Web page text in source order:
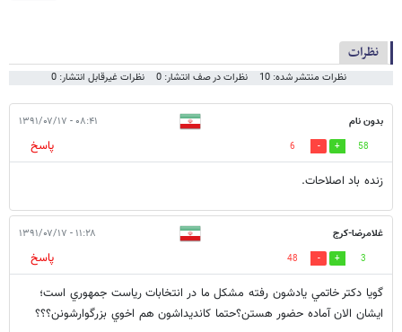
نظرات
نظرات منتشر شده: 10 نظرات در صف انتشار: 0 نظرات غیرقابل انتشار: 0
بدون نام ۰۸:۴۱ - ۱۳۹۱/۰۷/۱۷
58
6
پاسخ
زنده باد اصلاحات.
غلامرضا-كرج ۱۱:۲۸ - ۱۳۹۱/۰۷/۱۷
3
48
پاسخ
گويا دكتر خاتمي يادشون رفته مشكل ما در انتخابات رياست جمهوري است؛
ايشان الان آماده حضور هستن؟حتما كانديداشون هم اخوي بزرگوارشونن؟؟؟